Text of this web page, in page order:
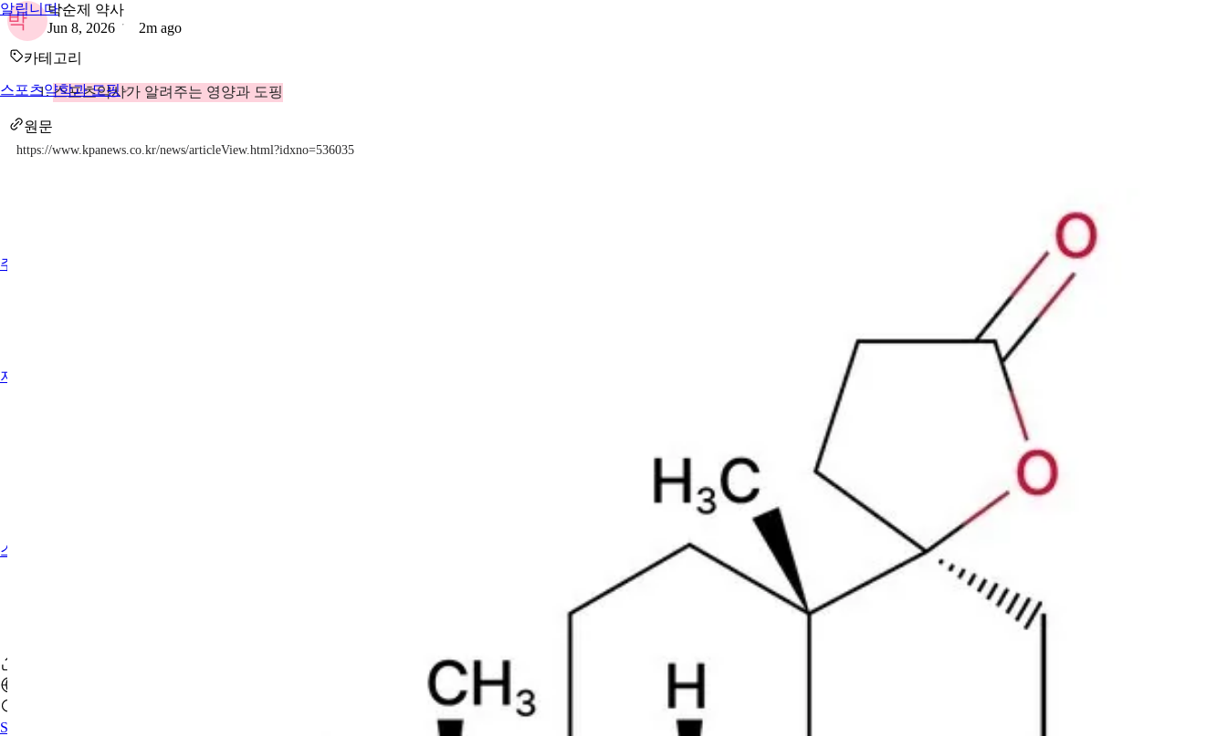
알립니다
스포츠약학과 도핑
주요행사
저술활동
스포츠약사 찾기
Sign In
박
박순제 약사
Jun 8, 2026
2m ago
카테고리
스포츠약사가 알려주는 영양과 도핑
원문
https://www.kpanews.co.kr/news/articleView.html?idxno=536035